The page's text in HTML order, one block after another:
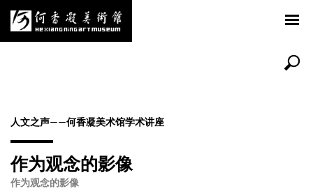
人文之声——何香凝美术馆学术讲座
作为观念的影像
作为观念的影像